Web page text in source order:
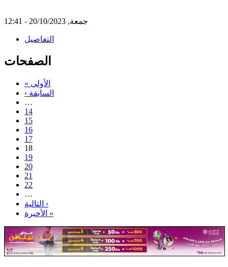
جمعة, 20/10/2023 - 12:41
التفاصيل
الصفحات
« الأولى
‹ السابقة
…
14
15
16
17
18
19
20
21
22
…
التالية ›
الأخيرة »